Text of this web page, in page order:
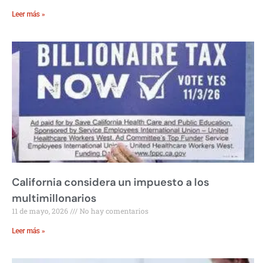
Leer más »
California considera un impuesto a los
multimillonarios
11 de mayo, 2026 No hay comentarios
Leer más »